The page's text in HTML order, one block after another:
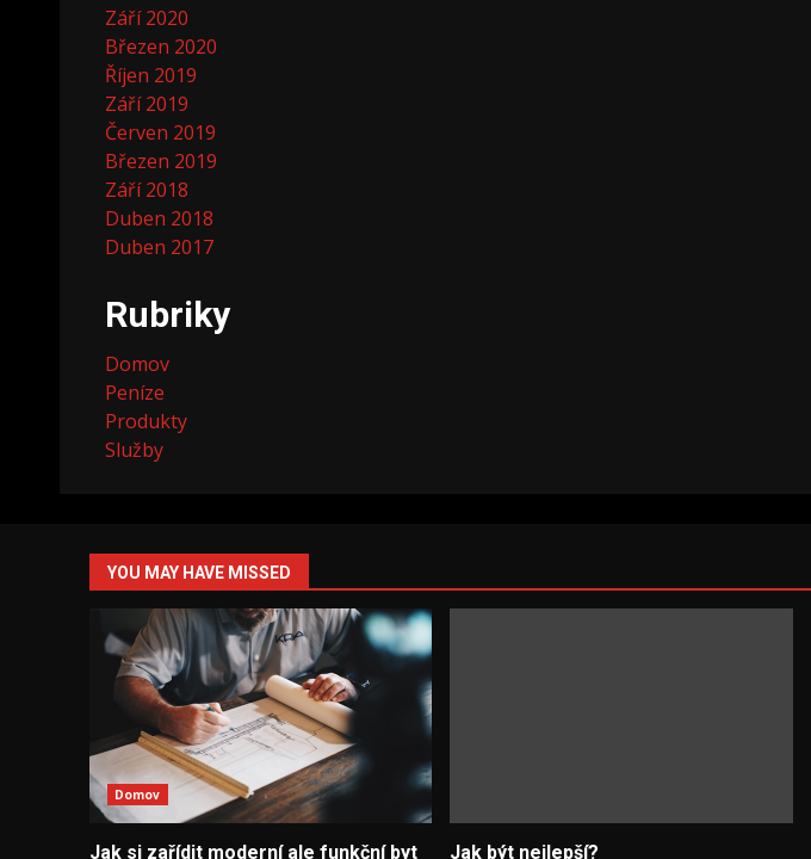
Září 2020
Březen 2020
Říjen 2019
Září 2019
Červen 2019
Březen 2019
Září 2018
Duben 2018
Duben 2017
Rubriky
Domov
Peníze
Produkty
Služby
YOU MAY HAVE MISSED
Domov
Jak si zařídit moderní ale funkční byt Jak být nejlepší?